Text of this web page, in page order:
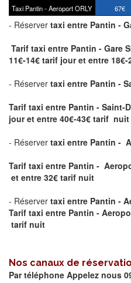
Taxi Pantin - Aeroport ORLY 67€
- Réserver taxi entre Pantin -
Tarif taxi entre Pantin - Gare
11€-14€ tarif jour et entre
- Réserver taxi entre Pantin -
Tarif taxi entre Pantin - Saint-
jour et entre 40€-43€ tarif nuit
- Réserver taxi entre Pantin -
Tarif taxi entre Pantin -
et entre 32€ tarif nuit
- Réserver taxi entre Pantin -
Tarif taxi entre Pantin -
tarif nuit
Nos canaux de
Par téléphone Appelez nous